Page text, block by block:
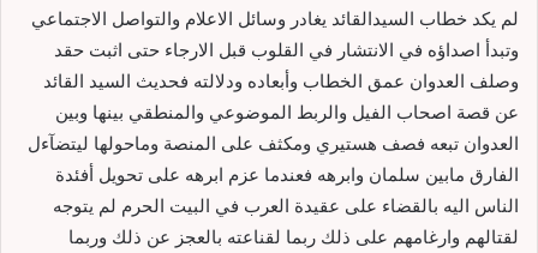
لم يكد خطاب السيدالقائد يغادر وسائل الاعلام والتواصل الاجتماعي
وتبدأ اصداؤه في الانتشار في القلوب قبل الارجاء حتى اثبت حقد
وصلف العدوان عمق الخطاب وأبعاده ودلالته فحديث السيد القائد
عن قصة اصحاب الفيل والربط الموضوعي والمنطقي بينها وبين
العدوان تبعه فصف هستيري ومكثف على المنصة وماحولها ليتضآءل
الفارق مابين سلمان وابرهه فعندما عزم ابرهه على تحويل أفئدة
الناس اليه بالقضاء على عقيدة العرب في البيت الحرم لم يتوجه
لقتالهم وارغامهم على ذلك ربما لقناعته بالعجز عن ذلك وربما